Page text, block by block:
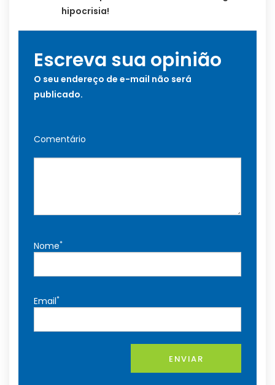
hipocrisia!
Escreva sua opinião
O seu endereço de e-mail não será
publicado.
Comentário
Nome*
Email*
ENVIAR